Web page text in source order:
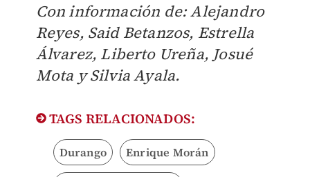
Con información de: Alejandro
Reyes, Said Betanzos, Estrella
Álvarez, Liberto Ureña, Josué
Mota y Silvia Ayala.
TAGS RELACIONADOS:
Durango Enrique Morán